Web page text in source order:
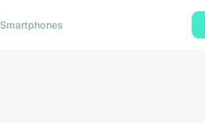
Smartphones